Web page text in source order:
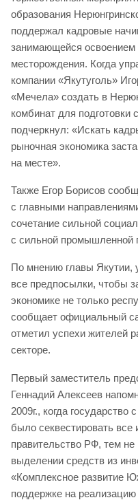
образования
поддержал кадровые
занимающейся освоением
месторождения. Когда
компании «Якутуголь»
«Мечела» создать в
комбинат для подготовки
подчеркнул: «Искать
рыночная экономика
на месте».
Также Егор Борисов
с главными
сочетание сильной
с сильной промышленной
По мнению главы Якутии,
все предпосылки, чтобы
экономике не только
сообщает официальный
отметил успехи жителей
секторе.
Первый заместитель
Геннадий Алексеев
2009г., когда
было секвестировать все
правительство РФ, тем
выделении средств из
«Комплексное развитие
поддержке на